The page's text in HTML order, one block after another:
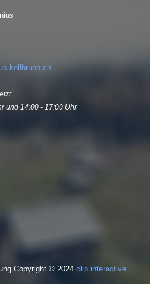
kollbrunn.ch
und 14:00 - 17:00 Uhr
Copyright © 2024 clip interactive